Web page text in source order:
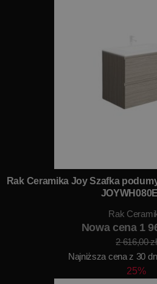
Rak Ceramika Joy Szafka
Rak
Nowa cena 1
2 616,00 zł
Najniższa cena z 30
25%